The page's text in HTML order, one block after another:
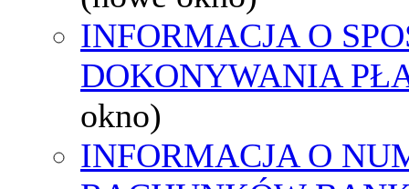
INFORMACJA O
DOKONYWANIA
okno)
INFORMACJA O